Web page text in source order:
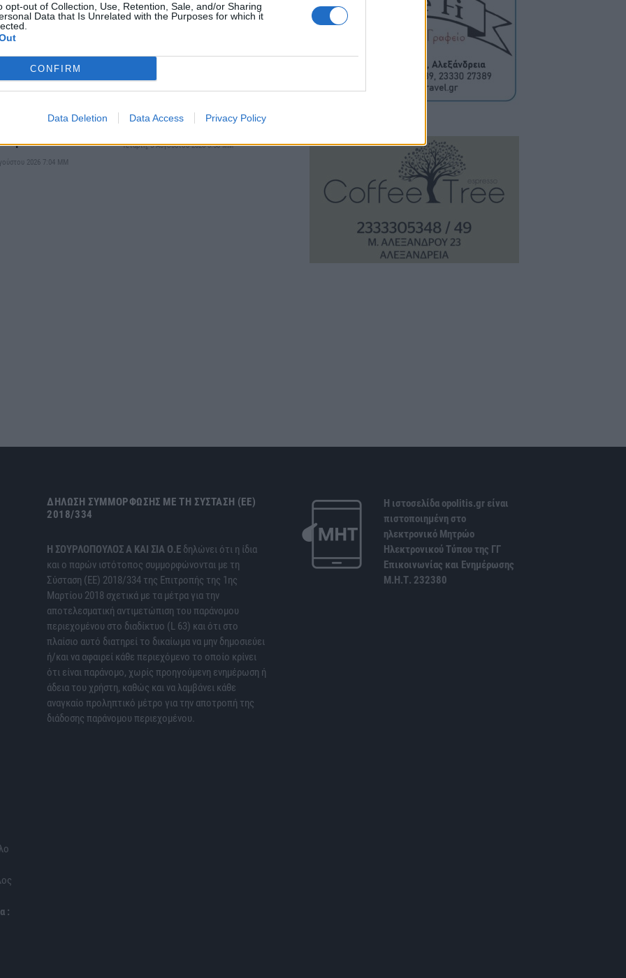
opt-out of Collection, Use, Retention, Sale, and/or Sharing
Data that Is Unrelated with the Purposes for which it
CONFIRM
Data Deletion Data Access Privacy Policy
νερού στην
νερού
2026 7:04 ΜΜ
Διακοπή νερού αύριο
Δείτε πού
Τετάρτη, 5 Αυγούστου 2026 3:50 ΜΜ
:
ΔΉΛΩΣΗ ΣΥΜΜΌΡΦΩΣΗΣ ΜΕ ΤΗ ΣΎΣΤΑΣΗ (ΕΕ)
2018/334
H ΣΟΥΡΛΟΠΟΥΛΟΣ Α ΚΑΙ ΣΙΑ Ο.Ε δηλώνει ότι η ίδια
και ο παρών ιστότοπος συμμορφώνονται με τη
Σύσταση (ΕΕ) 2018/334 της Επιτροπής της 1ης
Μαρτίου 2018 σχετικά με τα μέτρα για την
αποτελεσματική αντιμετώπιση του παράνομου
περιεχομένου στο διαδίκτυο (L 63) και ότι στο
πλαίσιο αυτό διατηρεί το δικαίωμα να μην δημοσιεύει
ή/και να αφαιρεί κάθε περιεχόμενο το οποίο κρίνει
ότι είναι παράνομο, χωρίς προηγούμενη ενημέρωση ή
άδεια του χρήστη, καθώς και να λαμβάνει κάθε
αναγκαίο προληπτικό μέτρο για την αποτροπή της
διάδοσης παράνομου περιεχομένου.
Η ιστοσελίδα opolitis.gr είναι
πιστοποιημένη στο
ηλεκτρονικό Μητρώο
Ηλεκτρονικού Τύπου της ΓΓ
Επικοινωνίας και Ενημέρωσης
Μ.Η.Τ. 232380